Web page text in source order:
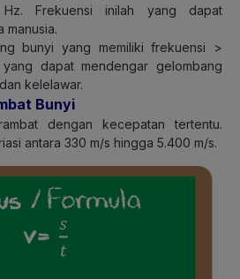
Hz. Frekuensi inilah yang dapat
manusia.
bunyi yang memiliki frekuensi >
dapat mendengar gelombang
kelelawar.
Bunyi
dengan kecepatan tertentu.
antara 330 m/s hingga 5.400 m/s.